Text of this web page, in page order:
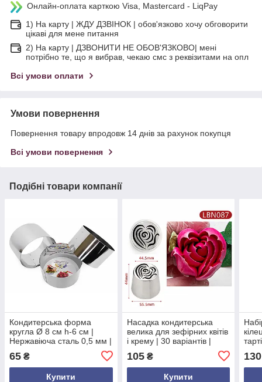
Онлайн-оплата карткою Visa, Mastercard - LiqPay
1) На карту | ЖДУ ДЗВІНОК | обов'язково хочу обговорити
цікаві для мене питання
2) На карту | ДЗВОНИТИ НЕ ОБОВ'ЯЗКОВО| мені
потрібно те, що я вибрав, чекаю смс з реквізитами на опл
Всі умови оплати
Умови повернення
Повернення товару впродовж 14 днів за рахунок покупця
Всі умови повернення
Подібні товари компанії
Кондитерська форма
кругла Ø 8 см h-6 см |
Нержавіюча сталь 0,5 мм |
тортів, десертів
65 ₴
Купити
Насадка кондитерська
велика для зефірних квітів
і крему | 30 варіантів |
нержавіюча сталь | міцна |
Ø 44.5/55.5 мм | висота 44
мм
105₴
Купити
Ø
130